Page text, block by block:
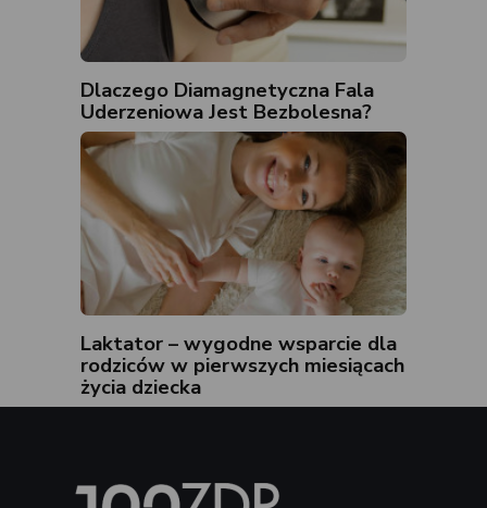
Dlaczego Diamagnetyczna Fala
Uderzeniowa Jest Bezbolesna?
Laktator – wygodne wsparcie dla
rodziców w pierwszych miesiącach
życia dziecka